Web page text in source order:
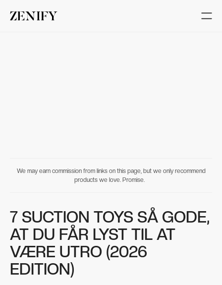
We may earn commission from links on this page, but we only recommend
products we love. Promise.
7 SUCTION TOYS SÅ GODE,
AT DU FÅR LYST TIL AT
VÆRE UTRO (2026
EDITION)